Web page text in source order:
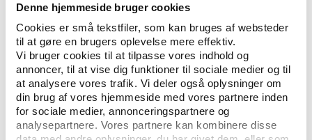
Denne hjemmeside bruger cookies
Cookies er små tekstfiler, som kan bruges af websteder
til at gøre en brugers oplevelse mere effektiv.
Vi bruger cookies til at tilpasse vores indhold og
annoncer, til at vise dig funktioner til sociale medier og til
at analysere vores trafik. Vi deler også oplysninger om
din brug af vores hjemmeside med vores partnere inden
for sociale medier, annonceringspartnere og
analysepartnere. Vores partnere kan kombinere disse